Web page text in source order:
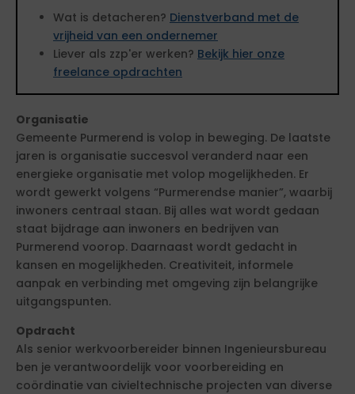
Wat is detacheren? Dienstverband met de
vrijheid van een ondernemer
Liever als zzp'er werken? Bekijk hier onze
freelance opdrachten
Organisatie
Gemeente Purmerend is volop in beweging. De laatste
jaren is organisatie succesvol veranderd naar een
energieke organisatie met volop mogelijkheden. Er
wordt gewerkt volgens “Purmerendse manier”, waarbij
inwoners centraal staan. Bij alles wat wordt gedaan
staat bijdrage aan inwoners en bedrijven van
Purmerend voorop. Daarnaast wordt gedacht in
kansen en mogelijkheden. Creativiteit, informele
aanpak en verbinding met omgeving zijn belangrijke
uitgangspunten.
Opdracht
Als senior werkvoorbereider binnen Ingenieursbureau
ben je verantwoordelijk voor voorbereiding en
coördinatie van civieltechnische projecten van diverse